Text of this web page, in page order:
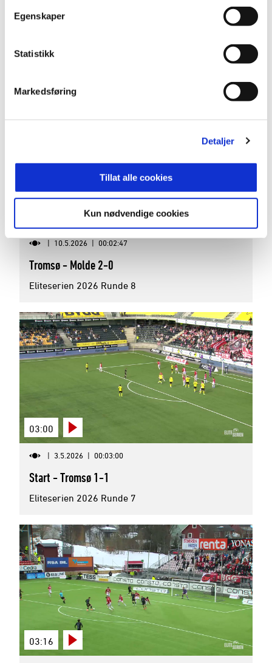
Egenskaper
Statistikk
Markedsføring
Detaljer
Tillat alle cookies
Kun nødvendige cookies
Tromsø - Aalesund 1-1
| 10.5.2026 | 00:02:47
Tromsø - Molde 2-0
Eliteserien 2026 Runde 8
03:00
| 3.5.2026 | 00:03:00
Start - Tromsø 1-1
Eliteserien 2026 Runde 7
03:16